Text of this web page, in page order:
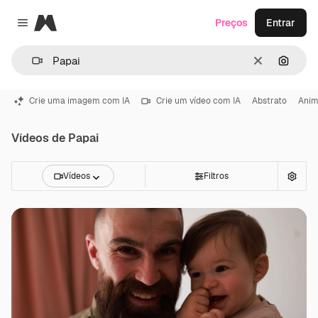
Close menu
Magnific
Limpar
Preços Entrar
Crie uma imagem com IA Crie um vídeo com IA Abstrato
Vídeos de Papai
Vídeos Filtros